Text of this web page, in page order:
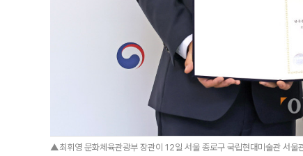
▲최휘영 문화체육관광부 장관이 12일 서울 종로구 국립현대미술관 서울